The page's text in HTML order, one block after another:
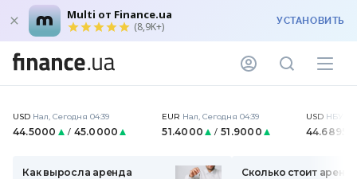
Multi от Finance.ua
(8,9K+) УСТАНОВИТЬ
USD Нал, Сегодня 04:39
44.5000 / 45.0000
EUR Нал,Сегодня 04:39
51.4000 / 51.9000
USD НБУ
44.6895
Как выросла аренда
Сколько стоит